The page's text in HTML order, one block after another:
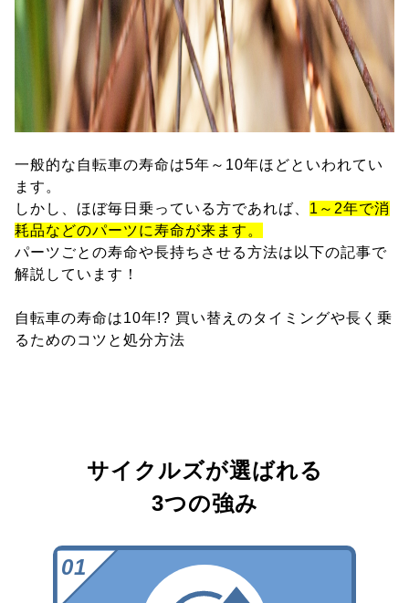
一般的な自転車の寿命は5年～10年ほどといわれてい
ます。
しかし、ほぼ毎日乗っている方であれば、 1～2年で消
耗品などのパーツに寿命が来ます。
パーツごとの寿命や長持ちさせる方法は以下の記事で
解説しています！
自転車の寿命は10年!? 買い替えのタイミングや長く乗
るためのコツと処分方法
サイクルズが選ばれる
3つの強み